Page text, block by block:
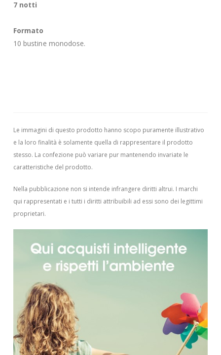
7 notti
Formato
10 bustine monodose.
Le immagini di questo prodotto hanno scopo puramente illustrativo
e la loro finalità è solamente quella di rappresentare il prodotto
stesso. La confezione può variare pur mantenendo invariate le
caratteristiche del prodotto.
Nella pubblicazione non si intende infrangere diritti altrui. I marchi
qui rappresentati e i tutti i diritti attribuibili ad essi sono dei legittimi
proprietari.